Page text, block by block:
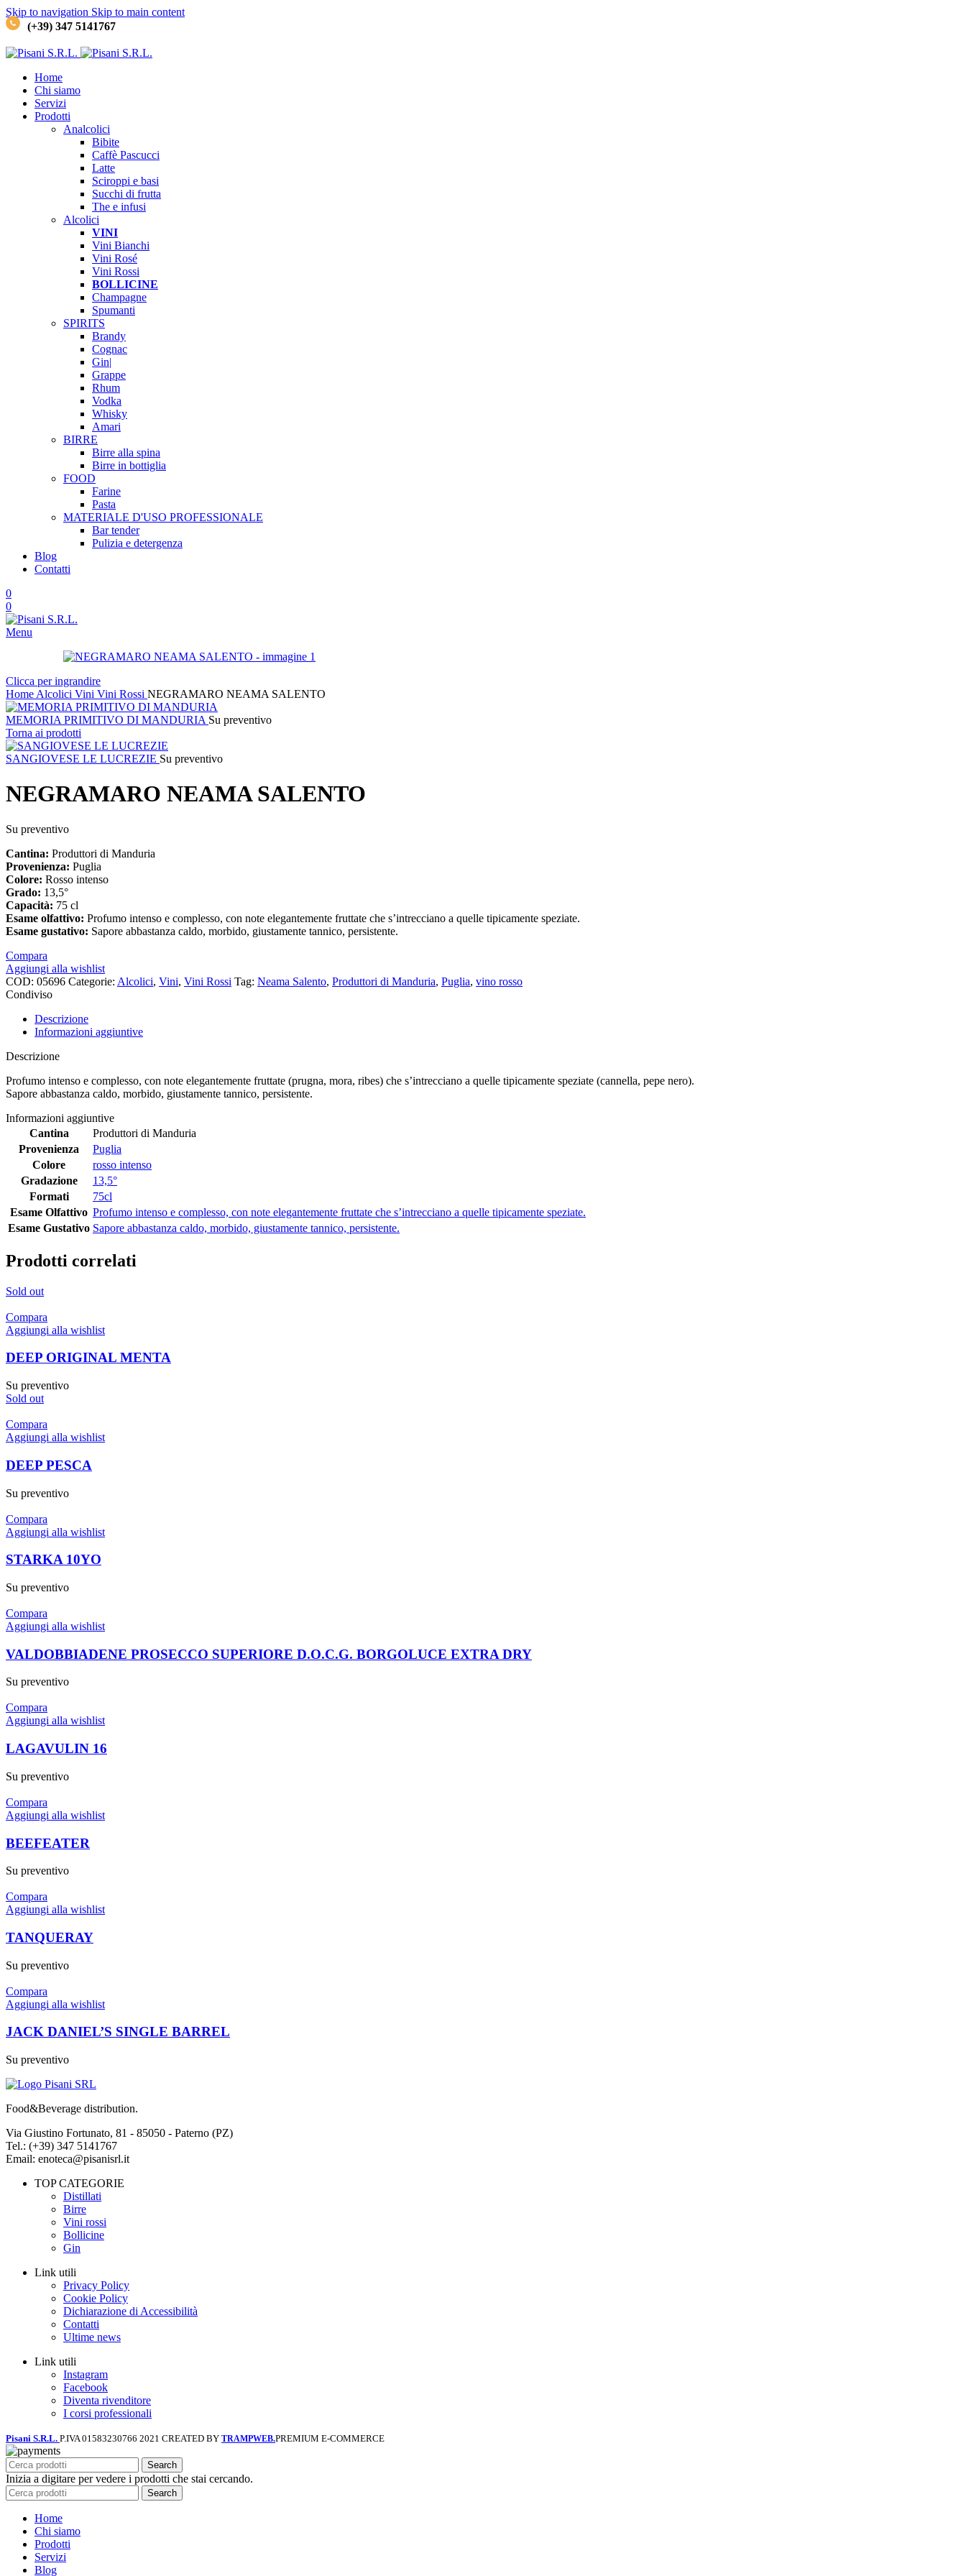
Skip to navigation Skip to main content
(+39) 347 5141767
Home
Chi siamo
Servizi
Prodotti
Analcolici
Bibite
Caffè Pascucci
Latte
Sciroppi e basi
Succhi di frutta
The e infusi
Alcolici
VINI
Vini Bianchi
Vini Rosé
Vini Rossi
BOLLICINE
Champagne
Spumanti
SPIRITS
Brandy
Cognac
Gin|
Grappe
Rhum
Vodka
Whisky
Amari
BIRRE
Birre alla spina
Birre in bottiglia
FOOD
Farine
Pasta
MATERIALE D'USO PROFESSIONALE
Bar tender
Pulizia e detergenza
Blog
Contatti
0
0
Menu
Clicca per ingrandire
Home Alcolici Vini Vini Rossi NEGRAMARO NEAMA SALENTO
MEMORIA PRIMITIVO DI MANDURIA Su preventivo
Torna ai prodotti
SANGIOVESE LE LUCREZIE Su preventivo
NEGRAMARO NEAMA SALENTO
Su preventivo
Cantina: Produttori di Manduria
Provenienza: Puglia
Colore: Rosso intenso
Grado: 13,5°
Capacità: 75 cl
Esame olfattivo: Profumo intenso e complesso, con note elegantemente fruttate che s’intrecciano a quelle tipicamente speziate.
Esame gustativo: Sapore abbastanza caldo, morbido, giustamente tannico, persistente.
Compara
Aggiungi alla wishlist
COD: 05696 Categorie: Alcolici, Vini, Vini Rossi Tag: Neama Salento, Produttori di Manduria, Puglia, vino rosso
Condiviso
Descrizione
Informazioni aggiuntive
Descrizione
Profumo intenso e complesso, con note elegantemente fruttate (prugna, mora, ribes) che s’intrecciano a quelle tipicamente speziate (cannella, pepe nero).
Sapore abbastanza caldo, morbido, giustamente tannico, persistente.
Informazioni aggiuntive
Cantina
Produttori di Manduria
Provenienza
Puglia
Colore
rosso intenso
Gradazione
13,5°
Formati
75cl
Esame Olfattivo Profumo intenso e complesso, con note elegantemente fruttate che s’intrecciano a quelle tipicamente speziate.
Esame Gustativo Sapore abbastanza caldo, morbido, giustamente tannico, persistente.
Prodotti correlati
Sold out
Compara
Aggiungi alla wishlist
DEEP ORIGINAL MENTA
Su preventivo
Sold out
Compara
Aggiungi alla wishlist
DEEP PESCA
Su preventivo
Compara
Aggiungi alla wishlist
STARKA 10YO
Su preventivo
Compara
Aggiungi alla wishlist
VALDOBBIADENE PROSECCO SUPERIORE D.O.C.G. BORGOLUCE EXTRA DRY
Su preventivo
Compara
Aggiungi alla wishlist
LAGAVULIN 16
Su preventivo
Compara
Aggiungi alla wishlist
BEEFEATER
Su preventivo
Compara
Aggiungi alla wishlist
TANQUERAY
Su preventivo
Compara
Aggiungi alla wishlist
JACK DANIEL’S SINGLE BARREL
Su preventivo
Food&Beverage distribution.
Via Giustino Fortunato, 81 - 85050 - Paterno (PZ)
Tel.: (+39) 347 5141767
Email: enoteca@pisanisrl.it
TOP CATEGORIE
Distillati
Birre
Vini rossi
Bollicine
Gin
Link utili
Privacy Policy
Cookie Policy
Dichiarazione di Accessibilità
Contatti
Ultime news
Link utili
Instagram
Facebook
Diventa rivenditore
I corsi professionali
Pisani S.R.L. P.IVA 01583230766 2021 CREATED BY TRAMPWEB.PREMIUM E-COMMERCE
Search
Inizia a digitare per vedere i prodotti che stai cercando.
Search
Home
Chi siamo
Prodotti
Servizi
Blog